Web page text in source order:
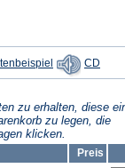
(Öffnet
in
einem
Tab)
CDin
Tab)
zu erhalten, diese
zu legen, die
klicken.
Preis